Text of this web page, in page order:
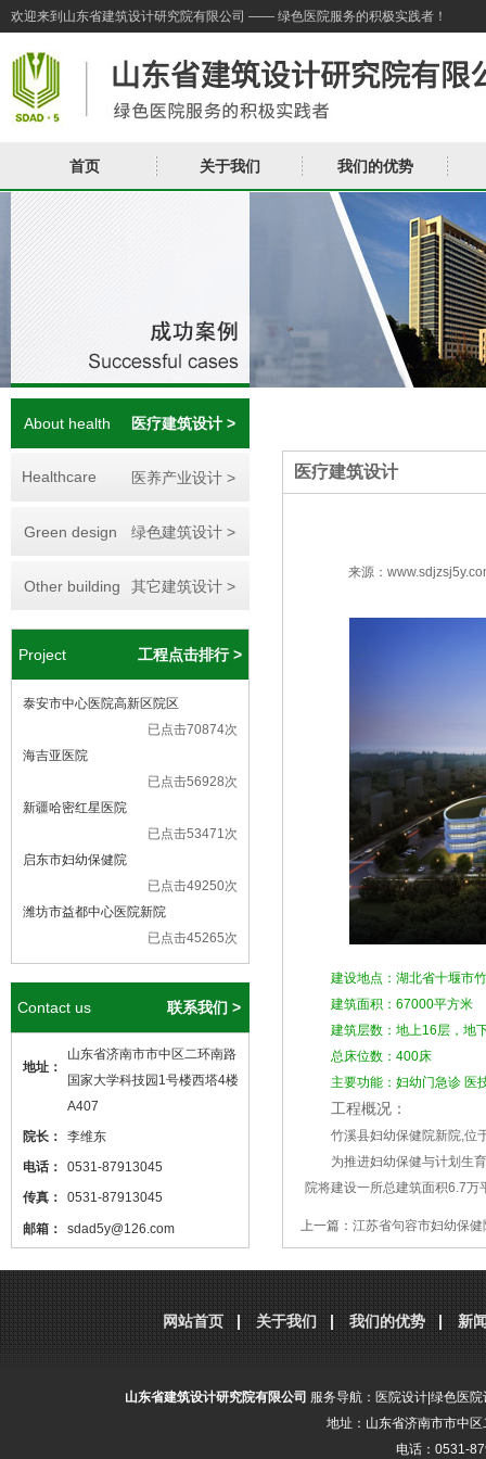
欢迎来到山东省建筑设计研究院有限公司 —— 绿色医院服务的积极实践者！
首页 关于我们 我们的优势
About health 医疗建筑设计 >
Healthcare 医养产业设计 >
Green design 绿色建筑设计 >
Other building 其它建筑设计 >
Project 工程点击排行 >
泰安市中心医院高新区院区
已点击70874次
海吉亚医院
已点击56928次
新疆哈密红星医院
已点击53471次
启东市妇幼保健院
已点击49250次
潍坊市益都中心医院新院
已点击45265次
Contact us 联系我们 >
地址：
山东省济南市市中区二环南路
国家大学科技园1号楼西塔4楼
A407
院长：
李维东
电话：
0531-87913045
传真：
0531-87913045
邮箱：
sdad5y@126.com
设计 ，本站网址
http://www.sdjzsj5y.com
，转载请标明出处！
医疗建筑设计
来源：
建设地点：湖北省十堰市
建筑面积：67000平方米
建筑层数：地上16层，地
总床位数：400床
主要功能：妇幼门急诊
工程概况：
竹溪县妇幼保健院新院,位于
为推进妇幼保健与计划生育
院将建设一所总建筑面积6.7
上一篇： 江苏省句容市妇幼保健
网站首页 关于我们 我们的优势 新
山东省建筑设计研究院有限公司 服务导航： 医院设计 绿色医院
地址：山东省济南市市中
电话：0531-